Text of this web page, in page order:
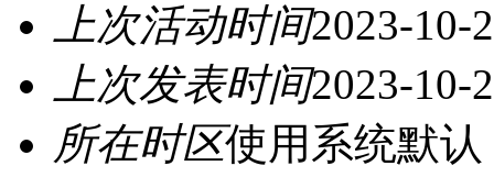
上次活动时间2023-10-
上次发表时间2023-10-
所在时区使用系统默认